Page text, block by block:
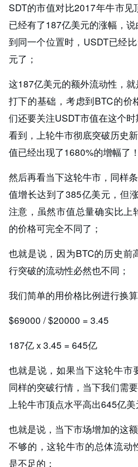
SDT的市值对比2017年牛市见
已经有了187亿美元的涨幅，
到同一个位置时，USDT已经
元了；
这187亿美元的额外流动性，
打下的基础，考虑到BTC的价
们还要关注USDT市值在这个
看到，上轮牛市彻底突破历史
值已经出现了1680%的增幅了！
然后再看当下这轮牛市，同样
值增长达到了385亿美元，但
注意，虽然市值总量确实比上
的价格可完全不同了；
也就是说，因为BTC的历史前
行突破的流动性必然也不同；
我们简单的用价格比例进行换算
$69000 / $20000 = 3.45
187亿 x 3.45 = 645亿
也就是说，如果当下这轮牛市
同样的突破行情，当下我们需
上轮牛市顶点水平高出645亿美
也就是说，当下市场增加的这
不够的，这轮牛市的总体流动
是不足的；